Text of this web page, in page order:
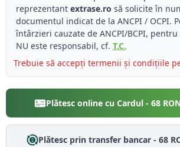
reprezentant extrase.ro să solicite în
documentul indicat de la ANCPI / OCPI.
întârzieri cauzate de ANCPI/BCPI,
NU este responsabil, cf. T.C.
Trebuie să accepți termenii și condițiile
Plătesc online cu Cardul - 68
Plătesc prin transfer bancar - 68